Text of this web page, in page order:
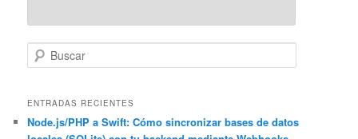
u
c
a
ENTRADAS RECIENTES
Node.js/PHP a Swift: Cómo sincronizar bases de datos